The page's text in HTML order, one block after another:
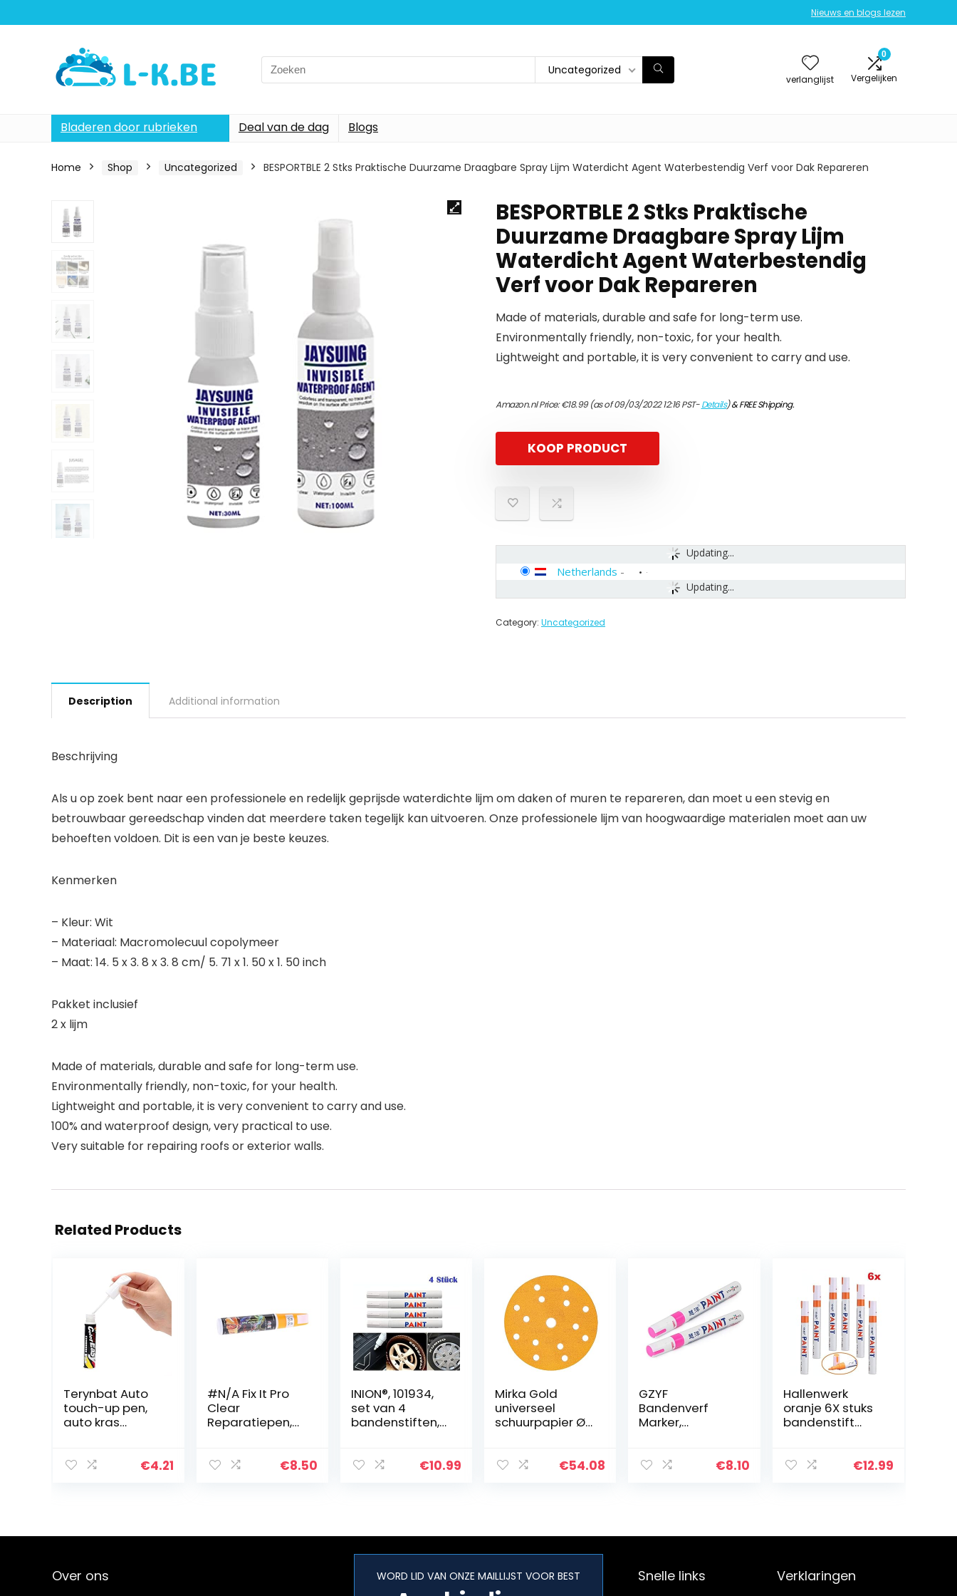
Nieuws en blogs lezen
Search
for:
Uncategorized
verlanglijst
0
Vergelijken
Bladeren door rubrieken Deal van de dag Blogs
Home Shop Uncategorized BESPORTBLE 2 Stks Praktische Duurzame Draagbare Spray Lijm Waterdicht Agent Waterbestendig Verf voor Dak Repareren
BESPORTBLE 2 Stks Praktische
Duurzame Draagbare Spray Lijm
Waterdicht Agent Waterbestendig
Verf voor Dak Repareren
Made of materials, durable and safe for long-term use.
Environmentally friendly, non-toxic, for your health.
Lightweight and portable, it is very convenient to carry and use.
Amazon.nl Price:€18.99(as of 09/03/2022 12:16 PST-Details)&FREE Shipping.
KOOP PRODUCT
Updating...
Updating...
Netherlands -
Category: Uncategorized
Description Additional information
Beschrijving
Als u op zoek bent naar een professionele en redelijk geprijsde waterdichte lijm om daken of muren te repareren, dan moet u een stevig en
betrouwbaar gereedschap vinden dat meerdere taken tegelijk kan uitvoeren. Onze professionele lijm van hoogwaardige materialen moet aan uw
behoeften voldoen. Dit is een van je beste keuzes.
Kenmerken
– Kleur: Wit
– Materiaal: Macromolecuul copolymeer
– Maat: 14. 5 x 3. 8 x 3. 8 cm/ 5. 71 x 1. 50 x 1. 50 inch
Pakket inclusief
2 x lijm
Made of materials, durable and safe for long-term use.
Environmentally friendly, non-toxic, for your health.
Lightweight and portable, it is very convenient to carry and use.
100% and waterproof design, very practical to use.
Very suitable for repairing roofs or exterior walls.
Related Products
Terynbat Auto
touch-up pen,
auto kras
reparatie
€4.21
#N/A Fix It Pro
Clear
Reparatiepen,
€8.50
INION®, 101934,
set van 4
bandenstiften,
markeerstift,
€10.99
Mirka Gold
universeel
schuurpapier Ø
klittenband 15-
€54.08
GZYF
Bandenverf
Marker,
Band Pen –
Type…
€8.10
Hallenwerk
oranje 6X stuks
bandenstift
fietsbanden€12.99
Over ons WORD LID VAN ONZE MAILLIJST VOOR BEST Snelle links Verklaringen